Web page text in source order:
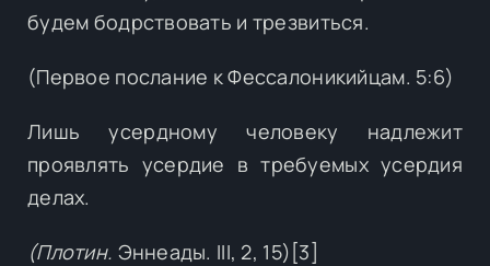
будем бодрствовать и трезвиться.
(Первое послание к Фессалоникийцам. 5:6)
Лишь усердному человеку надлежит
проявлять усердие в требуемых усердия
делах.
(Плотин. Эннеады. III, 2, 15)[3]